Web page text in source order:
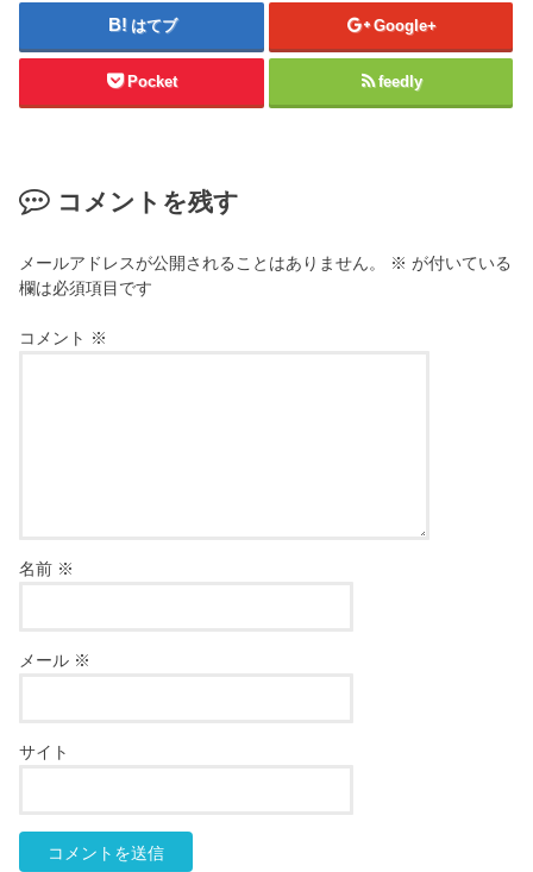
はてブ Google+
Pocket feedly
コメントを残す
メールアドレスが公開されることはありません。 ※ が付いている
欄は必須項目です
コメント ※
名前 ※
メール ※
サイト